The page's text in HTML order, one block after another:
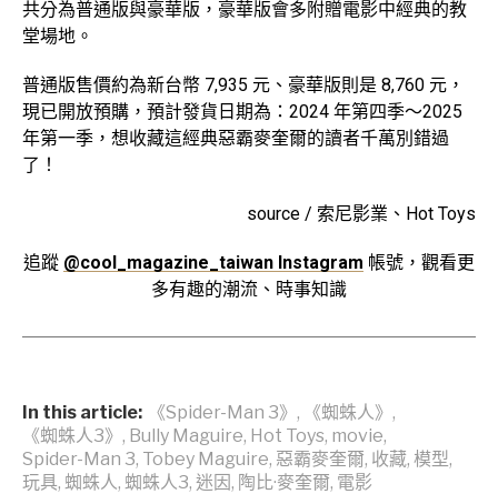
共分為普通版與豪華版，豪華版會多附贈電影中經典的教
堂場地。
普通版售價約為新台幣 7,935 元、豪華版則是 8,760 元，
現已開放預購，預計發貨日期為：2024 年第四季～2025
年第一季，想收藏這經典惡霸麥奎爾的讀者千萬別錯過
了！
source / 索尼影業、Hot Toys
追蹤 @cool_magazine_taiwan Instagram 帳號，觀看更
多有趣的潮流、時事知識
In this article: 《Spider-Man 3》 , 《蜘蛛人》 ,
《蜘蛛人3》 , Bully Maguire, Hot Toys, movie,
Spider-Man 3, Tobey Maguire, 惡霸麥奎爾, 收藏, 模型,
玩具, 蜘蛛人, 蜘蛛人3, 迷因, 陶比·麥奎爾, 電影